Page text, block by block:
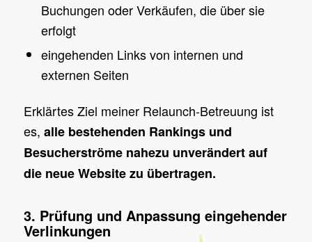
Buchungen oder Verkäufen, die über sie
erfolgt
eingehenden Links von internen und
externen Seiten
Erklärtes Ziel meiner Relaunch-Betreuung ist
es, alle bestehenden Rankings und
Besucherströme nahezu unverändert auf
die neue Website zu übertragen.
3. Prüfung und Anpassung eingehender
Verlinkungen